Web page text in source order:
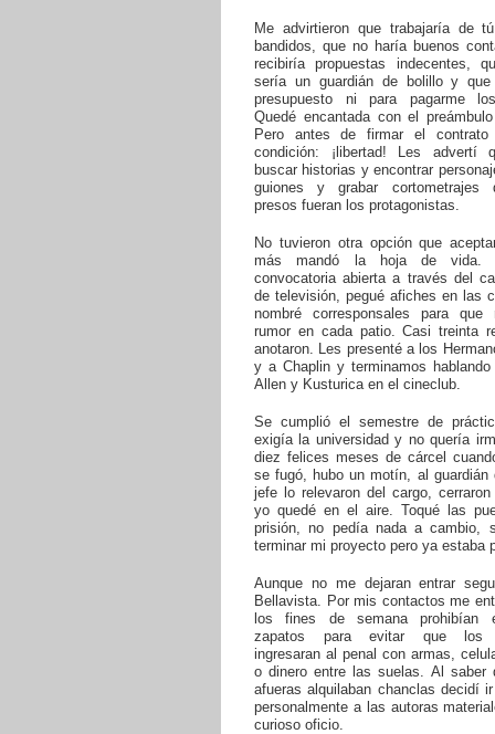
Me advirtieron que trabajaría de
bandidos, que no haría buenos
recibiría propuestas indecentes,
sería un guardián de bolillo y
presupuesto ni para pagarme
Quedé encantada con el
Pero antes de firmar el contrato
condición: ¡libertad! Les advertí
buscar historias y encontrar
guiones y grabar cortometrajes
presos fueran los protagonistas.
No tuvieron otra opción que
más mandó la hoja de vida.
convocatoria abierta a través del
de televisión, pegué afiches en las
nombré corresponsales para que
rumor en cada patio. Casi treinta
anotaron. Les presenté a los
y a Chaplin y terminamos
Allen y Kusturica en el cineclub.
Se cumplió el semestre de
exigía la universidad y no quería
diez felices meses de cárcel
se fugó, hubo un motín, al guardián
jefe lo relevaron del cargo,
yo quedé en el aire. Toqué las
prisión, no pedía nada a cambio,
terminar mi proyecto pero ya estaba
Aunque no me dejaran entrar
Bellavista. Por mis contactos me
los fines de semana prohibían
zapatos para evitar que los
ingresaran al penal con armas,
o dinero entre las suelas. Al saber
afueras alquilaban chanclas decidí
personalmente a las autoras
curioso oficio.